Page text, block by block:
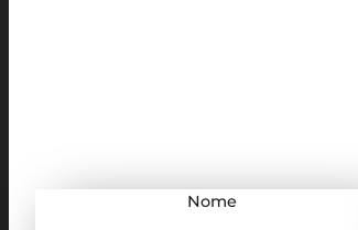
Nome